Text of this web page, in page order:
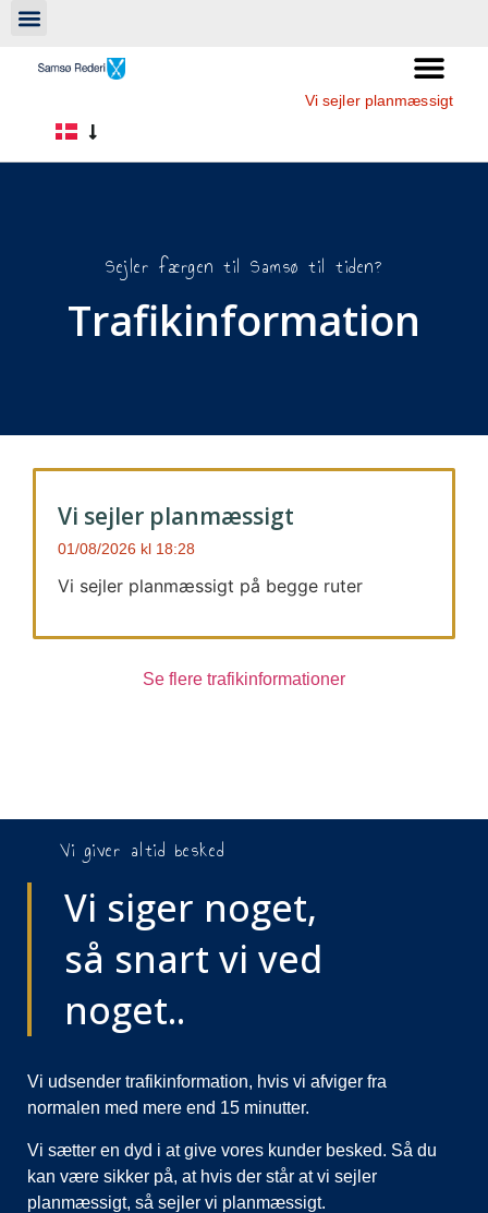
Vi sejler planmæssigt
Sejler færgen til Samsø til tiden?
Trafikinformation
Vi sejler planmæssigt
01/08/2026 18:28
Vi sejler planmæssigt på begge ruter
Se flere trafikinformationer
Vi giver altid besked
Vi siger noget,
så snart vi ved
noget..
Vi udsender trafikinformation, hvis vi afviger fra
normalen med mere end 15 minutter.
Vi sætter en dyd i at give vores kunder besked. Så du
kan være sikker på, at hvis der står at vi sejler
planmæssigt, så sejler vi planmæssigt.